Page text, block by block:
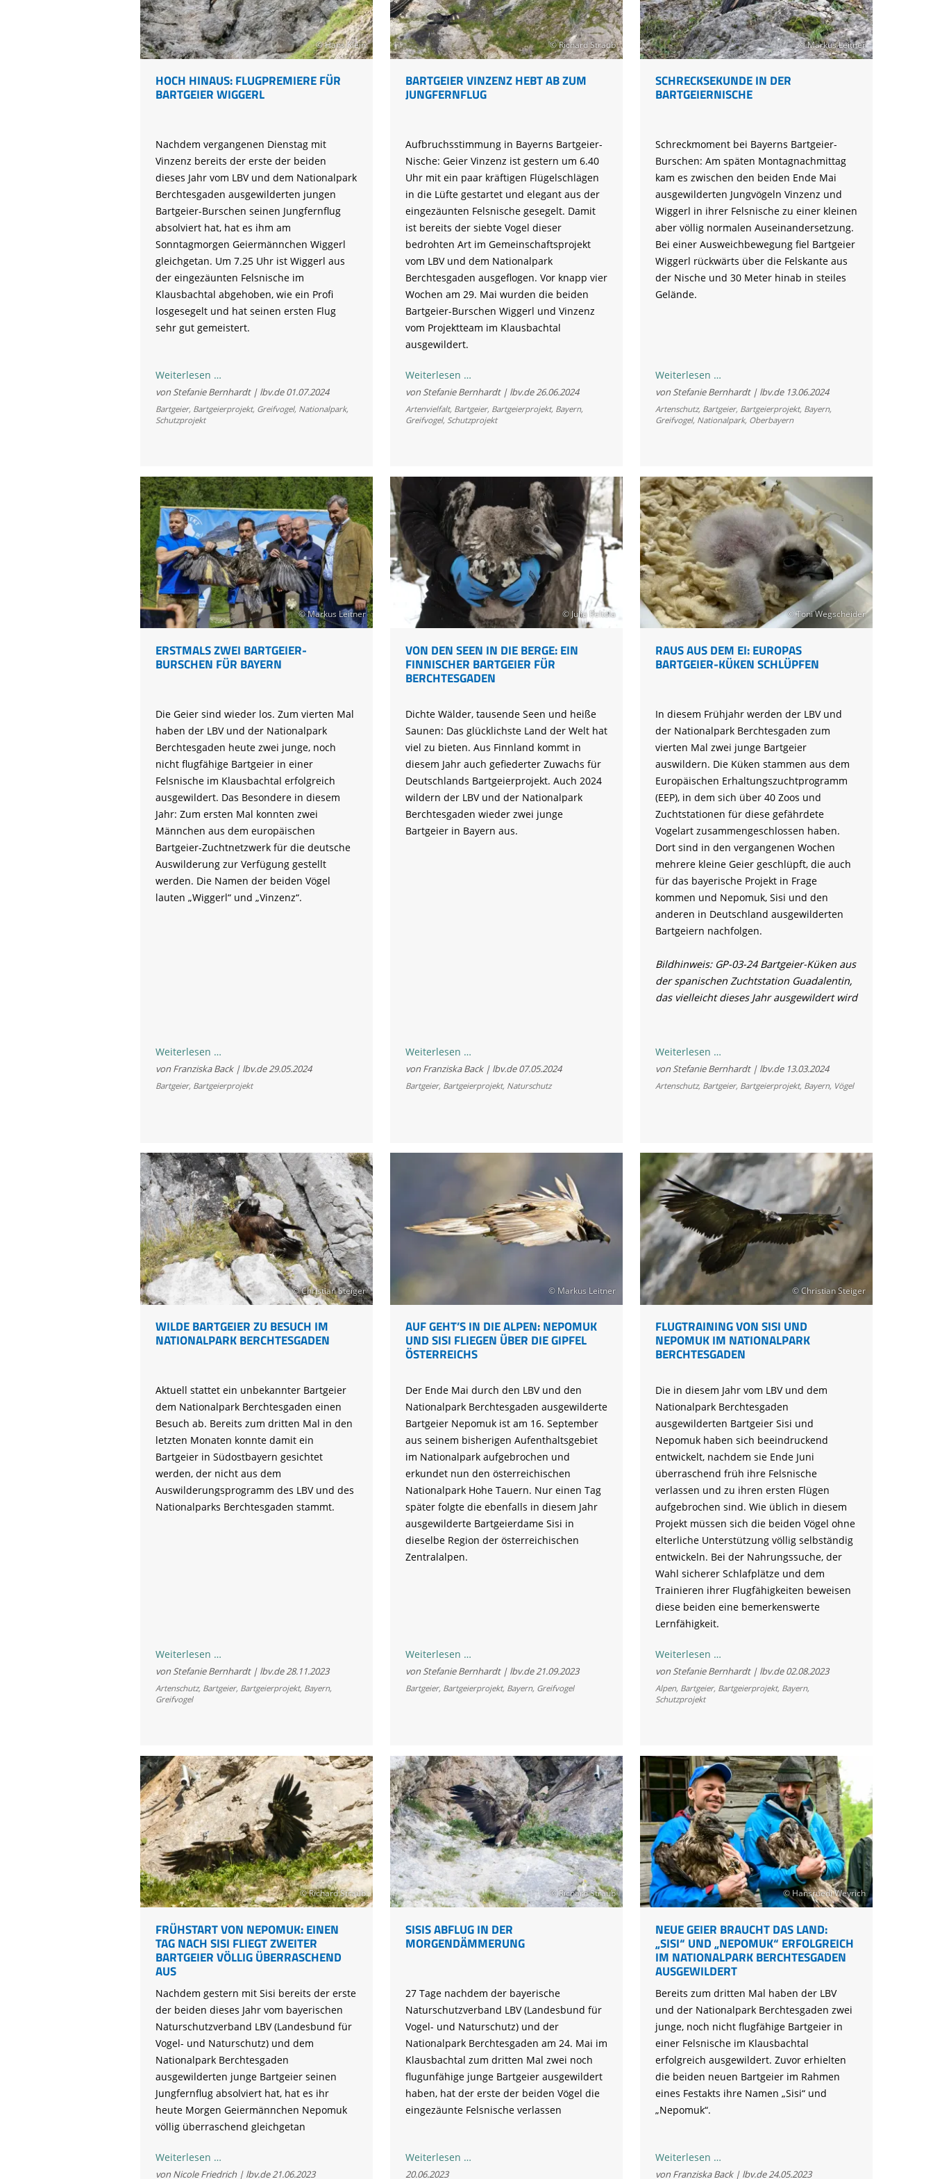
bestellen
Biologische Vielfalt
Naturverträgliche Energiewende
Atomkraft
Flächenversiegelung
Moorschutz ist Klimaschutz
Jagd in Bayern
Landwirtschaft
Lebendige Flüsse
Sichere Stromleitungen
Life-Natur-Projekte
Life-Projekt Keiljungfer
Life-Projekt Kalktuffquellen
Life-Projekt Rohrdommel
Auffangstation
International
Burkina Faso
Vogelmord
Wiesenweihen schützen
Weißstorch-Horstbetreuer*in
FAQs Unternehmenskooperation
Leuzismus
Naturschauspiel Starenschwärme
Vogel des Jahres
Die häufigsten Wintervögel
Die wichtigsten Zugvögel
Die wichtigsten Alpenvögel
Die wichtigsten Wasservögel
Leicht verwechselbar
Blühflächen anlegen
Rechtliches zum naturnahen Garten
Gärtnern ohne Torf
Gefahren durch Feuer
Feuersalamander - praktische
Schutzmaßnahmen
Richtiges Verhalten bei Bodenbrütern
Geocaching: Konfliktvermeidung
Mulchen
Fledermaus gefunden
Igel gefunden
Achtsamkeit &
Vogelbeobachtung
Umweltstation Wiesmühl mit
Außenstelle Übersee
Schulgarten-Wettbewerb Bayern
Alltagskompetenzen - Schule fürs Leben
Fortbildungen
© Hans Klein
HOCH HINAUS: FLUGPREMIERE FÜR
BARTGEIER WIGGERL
Nachdem vergangenen Dienstag mit
Vinzenz bereits der erste der beiden
dieses Jahr vom LBV und dem Nationalpark
Berchtesgaden ausgewilderten jungen
Bartgeier-Burschen seinen Jungfernflug
absolviert hat, hat es ihm am
Sonntagmorgen Geiermännchen Wiggerl
gleichgetan. Um 7.25 Uhr ist Wiggerl aus
der eingezäunten Felsnische im
Klausbachtal abgehoben, wie ein Profi
losgesegelt und hat seinen ersten Flug
sehr gut gemeistert.
Weiterlesen …Hoch
hinaus:
Flugpremiere
von Stefanie Bernhardt | lbv.de01.07.2024
Bartgeier, Bartgeierprojekt, Greifvogel, Nationalpark,
Schutzprojekt
© Richard Straub
BARTGEIER VINZENZ HEBT AB ZUM
JUNGFERNFLUG
Aufbruchsstimmung in Bayerns Bartgeier-
Nische: Geier Vinzenz ist gestern um 6.40
Uhr mit ein paar kräftigen Flügelschlägen
in die Lüfte gestartet und elegant aus der
eingezäunten Felsnische gesegelt. Damit
ist bereits der siebte Vogel dieser
bedrohten Art im Gemeinschaftsprojekt
vom LBV und dem Nationalpark
Berchtesgaden ausgeflogen. Vor knapp vier
Wochen am 29. Mai wurden die beiden
Bartgeier-Burschen Wiggerl und Vinzenz
vom Projektteam im Klausbachtal
ausgewildert.
Weiterlesen …Bartgeier
Vinzenz
hebt
ab
von Stefanie Bernhardt | lbv.de26.06.2024
Artenvielfalt, Bartgeier, Bartgeierprojekt, Bayern,
Greifvogel, Schutzprojekt
© Markus Leitner
SCHRECKSEKUNDE IN DER
BARTGEIERNISCHE
Schreckmoment bei Bayerns Bartgeier-
Burschen: Am späten Montagnachmittag
kam es zwischen den beiden Ende Mai
ausgewilderten Jungvögeln Vinzenz und
Wiggerl in ihrer Felsnische zu einer kleinen
aber völlig normalen Auseinandersetzung.
Bei einer Ausweichbewegung fiel Bartgeier
Wiggerl rückwärts über die Felskante aus
der Nische und 30 Meter hinab in steiles
Gelände.
Weiterlesen …Schrecksekunde
in
der
Bartgeiernische
von Stefanie Bernhardt | lbv.de 13.06.2024
Artenschutz, Bartgeier, Bartgeierprojekt, Bayern,
Greifvogel, Nationalpark, Oberbayern
© Markus Leitner
ERSTMALS ZWEI BARTGEIER-
BURSCHEN FÜR BAYERN
Die Geier sind wieder los. Zum vierten Mal
haben der LBV und der Nationalpark
Berchtesgaden heute zwei junge, noch
nicht flugfähige Bartgeier in einer
Felsnische im Klausbachtal erfolgreich
ausgewildert. Das Besondere in diesem
Jahr: Zum ersten Mal konnten zwei
Männchen aus dem europäischen
Bartgeier-Zuchtnetzwerk für die deutsche
Auswilderung zur Verfügung gestellt
werden. Die Namen der beiden Vögel
lauten „Wiggerl“ und „Vinzenz“.
Weiterlesen …
zwei
Bartgeier-
von Franziska Back | lbv.de29.05.2024
Bartgeier, Bartgeierprojekt
© Julia Peltola
VON DEN SEEN IN DIE BERGE: EIN
FINNISCHER BARTGEIER FÜR
BERCHTESGADEN
Dichte Wälder, tausende Seen und heiße
Saunen: Das glücklichste Land der Welt hat
viel zu bieten. Aus Finnland kommt in
diesem Jahr auch gefiederter Zuwachs für
Deutschlands Bartgeierprojekt. Auch 2024
wildern der LBV und der Nationalpark
Berchtesgaden wieder zwei junge
Bartgeier in Bayern aus.
Weiterlesen …
den
Seen
Ein
finnischer
Berchtesgaden
von Franziska Back | lbv.de07.05.2024
Bartgeier, Bartgeierprojekt, Naturschutz
© Toni Wegscheider
RAUS AUS DEM EI: EUROPAS
BARTGEIER-KÜKEN SCHLÜPFEN
In diesem Frühjahr werden der LBV und
der Nationalpark Berchtesgaden zum
vierten Mal zwei junge Bartgeier
auswildern. Die Küken stammen aus dem
Europäischen Erhaltungszuchtprogramm
(EEP), in dem sich über 40 Zoos und
Zuchtstationen für diese gefährdete
Vogelart zusammengeschlossen haben.
Dort sind in den vergangenen Wochen
mehrere kleine Geier geschlüpft, die auch
für das bayerische Projekt in Frage
kommen und Nepomuk, Sisi und den
anderen in Deutschland ausgewilderten
Bartgeiern nachfolgen.
Bildhinweis: GP-03-24 Bartgeier-Küken aus
der spanischen Zuchtstation Guadalentin,
das vielleicht dieses Jahr ausgewildert wird
Weiterlesen …
aus
dem
Küken
schlüpfen
von Stefanie Bernhardt | lbv.de 13.03.2024
Artenschutz, Bartgeier, Bartgeierprojekt, Bayern, Vögel
© Christian Steiger
WILDE BARTGEIER ZU BESUCH IM
NATIONALPARK BERCHTESGADEN
Aktuell stattet ein unbekannter Bartgeier
dem Nationalpark Berchtesgaden einen
Besuch ab. Bereits zum dritten Mal in den
letzten Monaten konnte damit ein
Bartgeier in Südostbayern gesichtet
werden, der nicht aus dem
Auswilderungsprogramm des LBV und des
Nationalparks Berchtesgaden stammt.
Weiterlesen …Wilde
Bartgeier
zu
Berchtesgaden
von Stefanie Bernhardt | lbv.de28.11.2023
Artenschutz, Bartgeier, Bartgeierprojekt, Bayern,
Greifvogel
© Markus Leitner
AUF GEHT’S IN DIE ALPEN: NEPOMUK
UND SISI FLIEGEN ÜBER DIE GIPFEL
ÖSTERREICHS
Der Ende Mai durch den LBV und den
Nationalpark Berchtesgaden ausgewilderte
Bartgeier Nepomuk ist am 16. September
aus seinem bisherigen Aufenthaltsgebiet
im Nationalpark aufgebrochen und
erkundet nun den österreichischen
Nationalpark Hohe Tauern. Nur einen Tag
später folgte die ebenfalls in diesem Jahr
ausgewilderte Bartgeierdame Sisi in
dieselbe Region der österreichischen
Zentralalpen.
Weiterlesen …Auf
geht’s
in
und
Sisi
fliegen
über
die
Gipfel
Österreichs
von Stefanie Bernhardt | lbv.de21.09.2023
Bartgeier, Bartgeierprojekt, Bayern, Greifvogel
© Christian Steiger
FLUGTRAINING VON SISI UND
NEPOMUK IM NATIONALPARK
BERCHTESGADEN
Die in diesem Jahr vom LBV und dem
Nationalpark Berchtesgaden
ausgewilderten Bartgeier Sisi und
Nepomuk haben sich beeindruckend
entwickelt, nachdem sie Ende Juni
überraschend früh ihre Felsnische
verlassen und zu ihren ersten Flügen
aufgebrochen sind. Wie üblich in diesem
Projekt müssen sich die beiden Vögel ohne
elterliche Unterstützung völlig selbständig
entwickeln. Bei der Nahrungssuche, der
Wahl sicherer Schlafplätze und dem
Trainieren ihrer Flugfähigkeiten beweisen
diese beiden eine bemerkenswerte
Lernfähigkeit.
Weiterlesen …Flugtraining
von
Sisi
Nationalpark
Berchtesgaden
von Stefanie Bernhardt | lbv.de02.08.2023
Alpen, Bartgeier, Bartgeierprojekt, Bayern,
Schutzprojekt
© Richard Straub
FRÜHSTART VON NEPOMUK: EINEN
TAG NACH SISI FLIEGT ZWEITER
BARTGEIER VÖLLIG ÜBERRASCHEND
AUS
Nachdem gestern mit Sisi bereits der erste
der beiden dieses Jahr vom bayerischen
Naturschutzverband LBV (Landesbund für
Vogel- und Naturschutz) und dem
Nationalpark Berchtesgaden
ausgewilderten junge Bartgeier seinen
Jungfernflug absolviert hat, hat es ihr
heute Morgen Geiermännchen Nepomuk
völlig überraschend gleichgetan
Weiterlesen …Frühstart
von
von Nicole Friedrich | lbv.de21.06.2023
© Richard Straub
SISIS ABFLUG IN DER
MORGENDÄMMERUNG
27 Tage nachdem der bayerische
Naturschutzverband LBV (Landesbund für
Vogel- und Naturschutz) und der
Nationalpark Berchtesgaden am 24. Mai im
Klausbachtal zum dritten Mal zwei noch
flugunfähige junge Bartgeier ausgewildert
haben, hat der erste der beiden Vögel die
eingezäunte Felsnische verlassen
Weiterlesen …Sisis
20.06.2023
© Hansruedi Weyrich
NEUE GEIER BRAUCHT DAS LAND:
„SISI“ UND „NEPOMUK“ ERFOLGREICH
IM NATIONALPARK BERCHTESGADEN
AUSGEWILDERT
Bereits zum dritten Mal haben der LBV
und der Nationalpark Berchtesgaden zwei
junge, noch nicht flugfähige Bartgeier in
einer Felsnische im Klausbachtal
erfolgreich ausgewildert. Zuvor erhielten
die beiden neuen Bartgeier im Rahmen
eines Festakts ihre Namen „Sisi“ und
„Nepomuk“.
Weiterlesen …Neue
Geier
von Franziska Back | lbv.de24.05.2023